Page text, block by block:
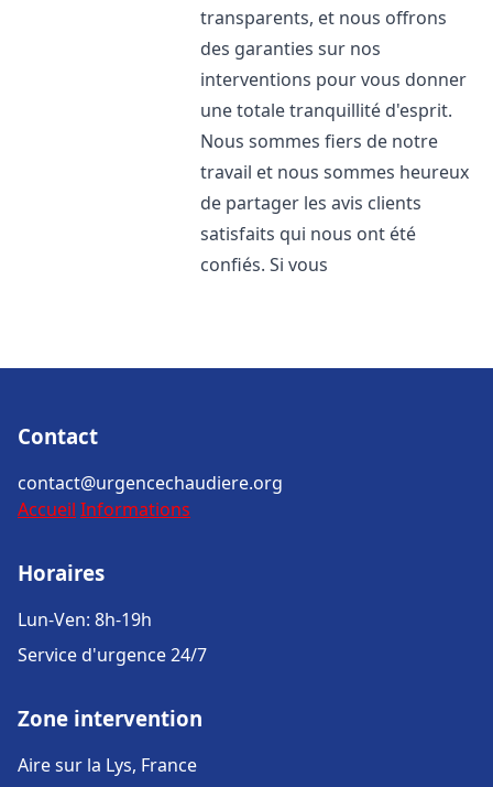
transparents, et nous offrons
des garanties sur nos
interventions pour vous donner
une totale tranquillité d'esprit.
Nous sommes fiers de notre
travail et nous sommes heureux
de partager les avis clients
satisfaits qui nous ont été
confiés. Si vous
Contact
contact@urgencechaudiere.org
Accueil Informations
Horaires
Lun-Ven: 8h-19h
Service d'urgence 24/7
Zone intervention
Aire sur la Lys, France